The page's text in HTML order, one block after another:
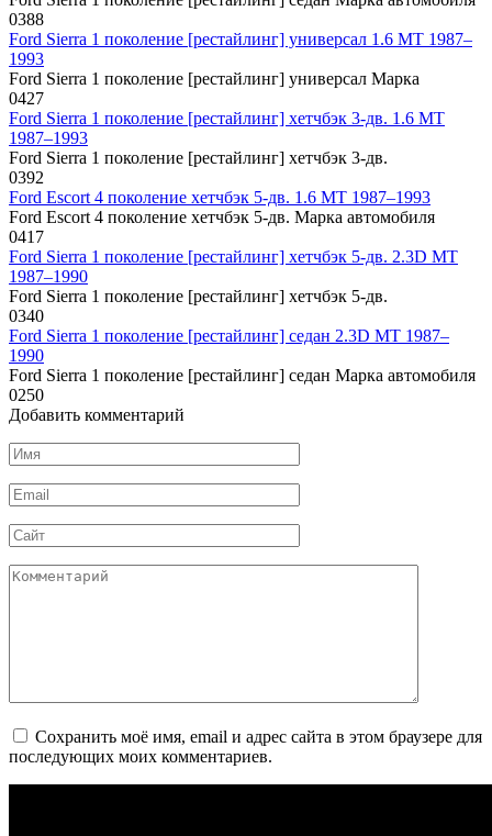
0388
Ford Sierra 1 поколение [рестайлинг] универсал 1.6 MT 1987–
1993
Ford Sierra 1 поколение [рестайлинг] универсал Марка
0427
Ford Sierra 1 поколение [рестайлинг] хетчбэк 3-дв. 1.6 MT
1987–1993
Ford Sierra 1 поколение [рестайлинг] хетчбэк 3-дв.
0392
Ford Escort 4 поколение хетчбэк 5-дв. 1.6 MT 1987–1993
Ford Escort 4 поколение хетчбэк 5-дв. Марка автомобиля
0417
Ford Sierra 1 поколение [рестайлинг] хетчбэк 5-дв. 2.3D MT
1987–1990
Ford Sierra 1 поколение [рестайлинг] хетчбэк 5-дв.
0340
Ford Sierra 1 поколение [рестайлинг] седан 2.3D MT 1987–
1990
Ford Sierra 1 поколение [рестайлинг] седан Марка автомобиля
0250
Добавить комментарий
Имя
*
Email
*
Сайт
Комментарий
Сохранить моё имя, email и адрес сайта в этом браузере для
последующих моих комментариев.